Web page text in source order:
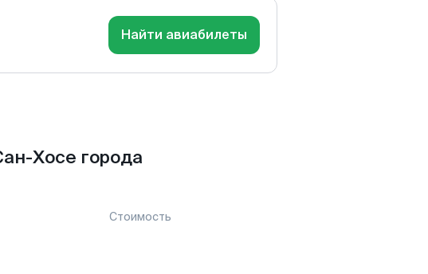
Найти авиабилеты
Хосе города
Стоимость